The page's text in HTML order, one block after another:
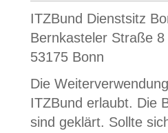
ITZBund Dienstsitz
Bernkasteler Straße 8
53175 Bonn
Die
ITZBund erlaubt. Die
sind geklärt. Sollte